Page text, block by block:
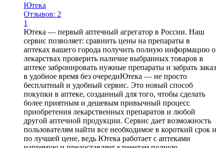
Ютека
Отзывов: 2
1
Ютека — первый аптечный агрегатор в России. Наш
сервис позволяет: сравнить цены на препараты в
аптеках вашего города получить полную информацию о
лекарствах проверить наличие выбранных товаров в
аптеке забронировать нужные препараты и забрать заказ
в удобное время без очередиЮтека — не просто
бесплатный и удобный сервис. Это новый способ
покупки в аптеке, созданный для того, чтобы сделать
более приятным и дешевым привычный процесс
приобретения лекарственных препаратов и любой
другой аптечной продукции. Сервис дает возможность
пользователям найти все необходимое в короткий срок и
по лучшей цене, ведь Ютека работает с аптеками